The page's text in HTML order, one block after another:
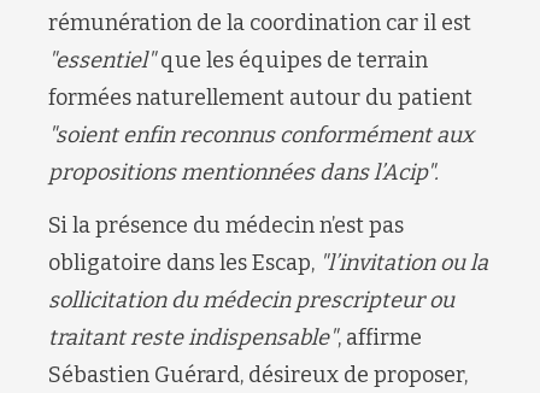
rémunération de la coordination car il est
"essentiel"que les équipes de terrain
formées naturellement autour du patient
"soient enfin reconnus conformément aux
propositions mentionnées dans l’Acip".
Si la présence du médecin n’est pas
obligatoire dans les Escap, "l’invitation ou la
sollicitation du médecin prescripteur ou
traitant reste indispensable", affirme
Sébastien Guérard, désireux de proposer,